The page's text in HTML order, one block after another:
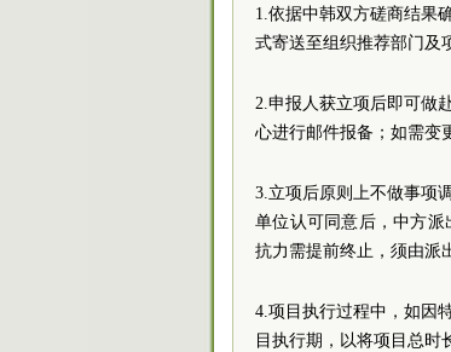
1.依据中韩双方磋商结果
式寄送至组织推荐部门及
2.申报人获立项后即可做
心进行邮件报备；如需变
3.立项后原则上不做事项
单位认可同意后，中方
抗力需提前终止，须由派
4.项目执行过程中，如因
目执行期，以将项目总时